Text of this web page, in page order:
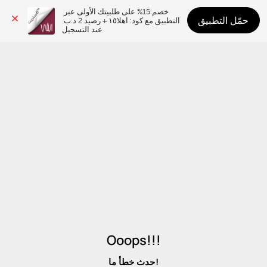
عند التسجيل
حمّل التطبيق
Ooops!!!
حدث خطأ ما!